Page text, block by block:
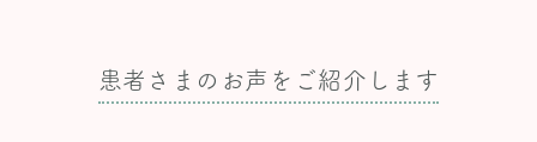
患者さまのお声をご紹介します